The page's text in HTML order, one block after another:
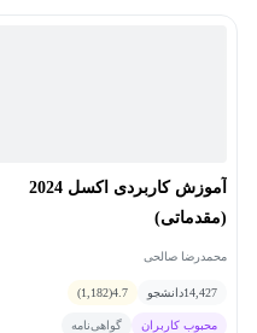
آموزش کاربردی اکسل 2024
(مقدماتی)
محمدرضا صالحی
14,427دانشجو 4.7
(1,182)
محبوب کاربران گواهی‌نامه